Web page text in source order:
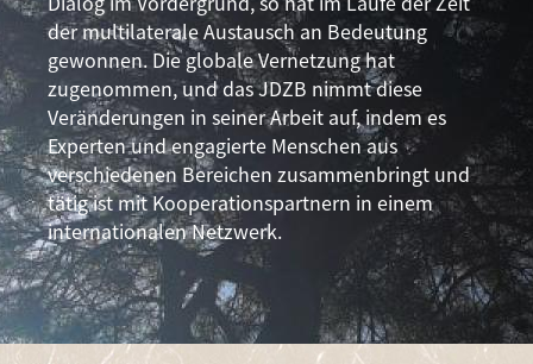
der multilaterale Austausch an Bedeutung
gewonnen. Die globale Vernetzung hat
zugenommen, und das JDZB nimmt diese
Veränderungen in seiner Arbeit auf, indem es
Experten und engagierte Menschen aus
verschiedenen Bereichen zusammenbringt und
tätig ist mit Kooperationspartnern in einem
internationalen Netzwerk.